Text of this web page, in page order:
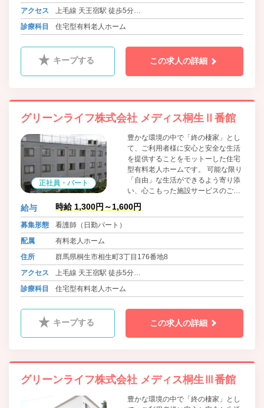
アクセス
上毛線 天王宿駅 徒歩5分
東武桐生線 相老駅 徒歩12分
診療科目 住宅型有料老人ホーム
キープする この求人の詳細
グリーンライフ株式会社 メディス桐生Ⅱ番館
正社員・パート
豊かな環境の中で「終の棲家」とし
て、ご利用者様に安心と安全な生活
を提供することをモットーした住宅
型有料老人ホームです。 可能な限り
「自由」な生活ができるよう寄り添
い、心こもった施設サービスのご提
供・個別性を重視した介護保険サー
ビスのご提案をさせていただきま
まで医療機関と連携を図り、「終の
行ってまいります。
給与 時給 1,300円～1,600円
募集形態
看護師（日勤パート）
配属
有料老人ホーム
住所
群馬県桐生市相生町3丁目176番地8
アクセス
上毛線 天王宿駅 徒歩5分
東武桐生線 相老駅 徒歩12分
診療科目 住宅型有料老人ホーム
キープする この求人の詳細
グリーンライフ株式会社 メディス桐生Ⅲ番館
豊かな環境の中で「終の棲家」とし